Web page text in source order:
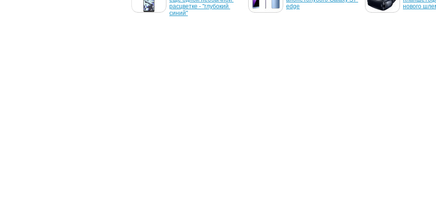
расцветке - "глубокий
синий"
edge
нового